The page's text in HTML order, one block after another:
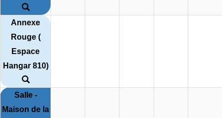
Annexe
Rouge (
Espace
Hangar 810)
Salle -
Maison de la